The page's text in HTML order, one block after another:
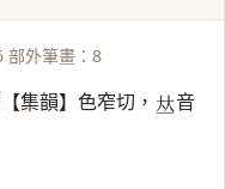
部外筆畫：8
集韻】色窄切， 𠀤音